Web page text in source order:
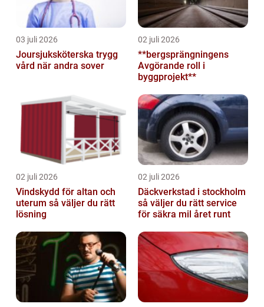
03 juli 2026
Joursjuksköterska trygg
vård när andra sover
02 juli 2026
**bergsprängningens
Avgörande roll i
byggprojekt**
02 juli 2026
Vindskydd för altan och
uterum så väljer du rätt
lösning
02 juli 2026
Däckverkstad i stockholm
så väljer du rätt service
för säkra mil året runt